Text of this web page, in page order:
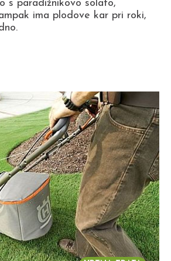
s paradižnikovo solato,
ima plodove kar pri roki,